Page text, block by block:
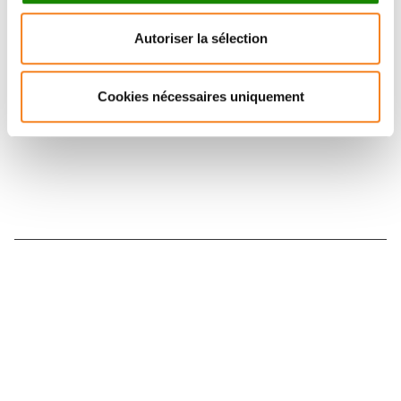
Autoriser la sélection
Cookies nécessaires uniquement
Retrouvez notre actualité sur les réseaux
sociaux et en vous inscrivant à notre newsletter.
Inscrivez-vous à la newsletter